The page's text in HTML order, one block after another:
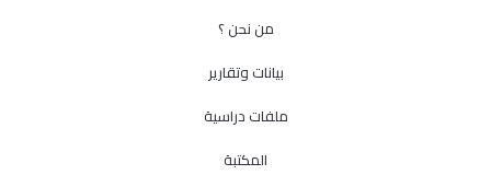
من نحن ؟
بيانات وتقارير
ملفات دراسية
المكتبة